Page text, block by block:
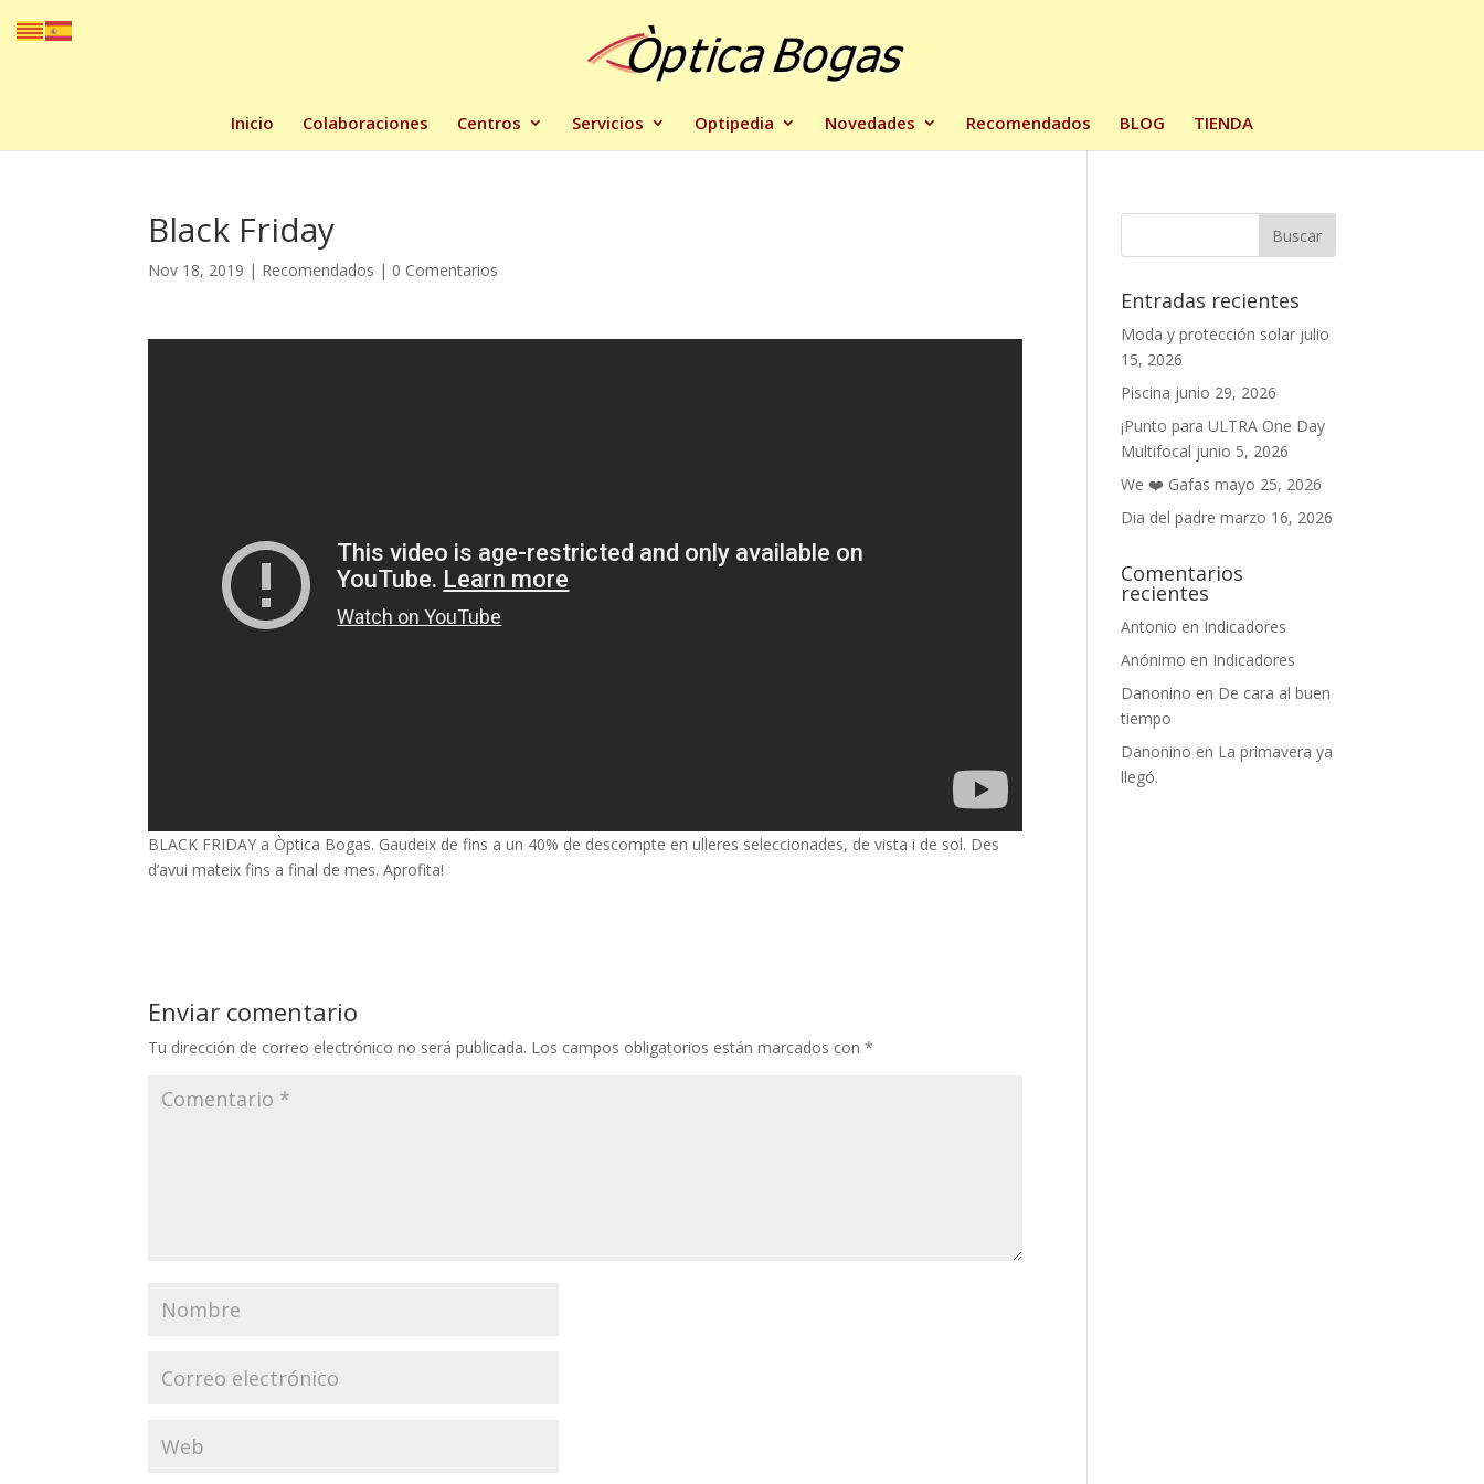
Inicio Colaboraciones Centros Servicios Optipedia Novedades Recomendados BLOG TIENDA
Black Friday
Nov 18, 2019 | Recomendados | 0 Comentarios
BLACK FRIDAY a Òptica Bogas. Gaudeix de fins a un 40% de descompte en ulleres seleccionades, de vista i de sol. Des
d’avui mateix fins a final de mes. Aprofita!
Enviar comentario
Tu dirección de correo electrónico no será publicada. Los campos obligatorios están marcados con*
Entradas recientes
Moda y protección solar julio
15, 2026
Piscina junio 29, 2026
¡Punto para ULTRA One Day
Multifocal junio 5, 2026
We ❤️ Gafas mayo 25, 2026
Dia del padre marzo 16, 2026
Comentarios
recientes
Antonio en Indicadores
Anónimo en Indicadores
Danonino en De cara al buen
tiempo
Danonino en La primavera ya
llegó.